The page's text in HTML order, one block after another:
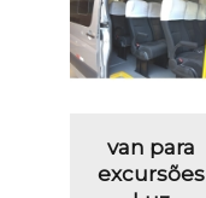
van para
excursões